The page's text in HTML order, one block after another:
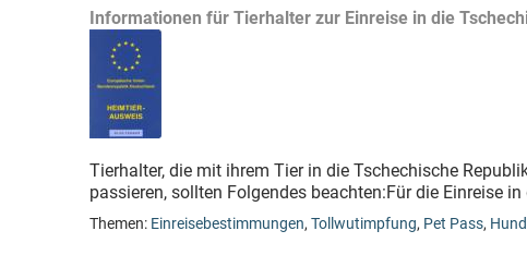
Informationen für Tierhalter zur Einreise in die
Tierhalter, die mit ihrem Tier in die Tschechische
passieren, sollten Folgendes beachten:Für die Einreise in
Themen: Einreisebestimmungen, Tollwutimpfung, Pet Pass,